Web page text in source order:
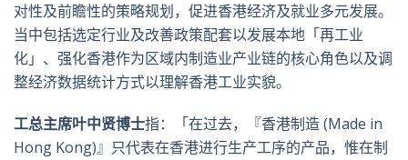
对性及前瞻性的策略规划，促进香港经济及就业多元发展。
当中包括选定行业及改善政策配套以发展本地「再工业
化」、强化香港作为区域内制造业产业链的核心角色以及调
整经济数据统计方式以理解香港工业实貌。
工总主席叶中贤博士指：「在过去，『香港制造 (Made in
Hong Kong)』只代表在香港进行生产工序的产品，惟在制